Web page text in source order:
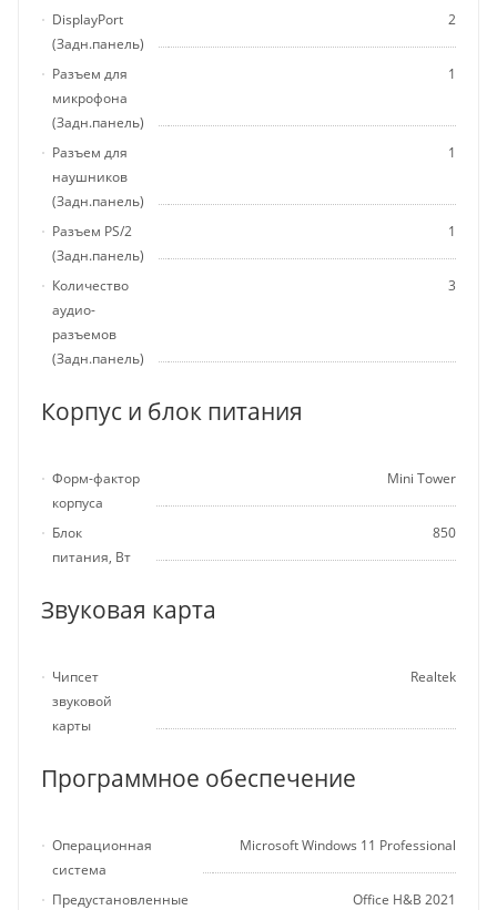
DisplayPort
(Задн.панель)
2
Разъем для
микрофона
(Задн.панель)
1
Разъем для
наушников
(Задн.панель)
1
Разъем PS/2
(Задн.панель)
1
Количество
аудио-
разъемов
(Задн.панель)
3
Корпус и блок питания
Форм-фактор
корпуса
Mini Tower
Блок
питания, Вт
850
Звуковая карта
Чипсет
звуковой
карты
Realtek
Программное обеспечение
Операционная
система
Microsoft Windows 11 Professional
Предустановленные
Office H&B 2021